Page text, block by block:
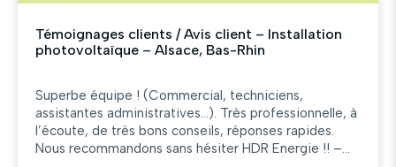
Témoignages clients / Avis client – Installation
photovoltaïque – Alsace, Bas-Rhin
Superbe équipe ! (Commercial, techniciens,
assistantes administratives…). Très professionnelle, à
l’écoute, de très bons conseils, réponses rapides.
Nous recommandons sans hésiter HDR Energie !! –...